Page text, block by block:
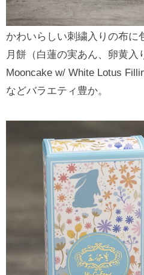
かわいらしい刺繍入りの布に
月餅（白蓮の実あん、卵黄入
Mooncake w/ White Lotus
などバラエティ豊か。